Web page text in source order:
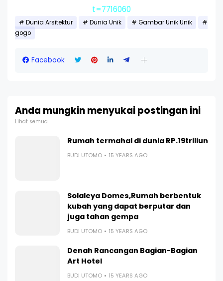
t=7716060
Dunia Arsitektur Dunia Unik
Gambar Unik Unik
gogo
Facebook
Anda mungkin menyukai postingan ini
Lihat semua
Rumah termahal di dunia RP.19triliun
BUDI UTOMO 15 YEARS AGO
Solaleya Domes,Rumah berbentuk
kubah yang dapat berputar dan
juga tahan gempa
BUDI UTOMO 15 YEARS AGO
Denah Rancangan Bagian-Bagian
Art Hotel
BUDI UTOMO 15 YEARS AGO